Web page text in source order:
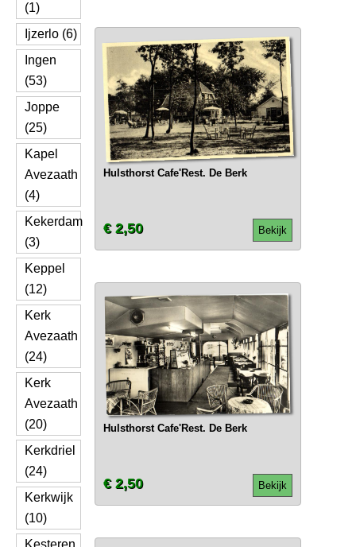
(1)
Ijzerlo (6)
Ingen
(53)
Joppe
(25)
Kapel
Avezaath
(4)
Kekerdam
(3)
Keppel
(12)
Kerk
Avezaath
(24)
Kerk
Avezaath
(20)
Kerkdriel
(24)
Kerkwijk
(10)
Kesteren
Hulsthorst Cafe'Rest. De Berk
Bekijk
€ 2,50
Hulsthorst Cafe'Rest. De Berk
Bekijk
€ 2,50